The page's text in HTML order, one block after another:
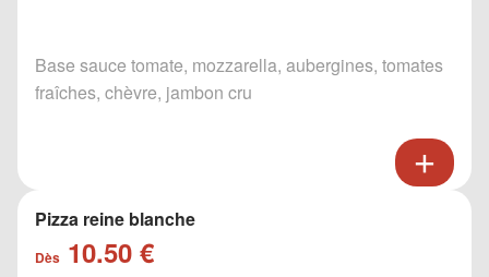
Base sauce tomate, mozzarella, aubergines, tomates
fraîches, chèvre, jambon cru
Pizza reine blanche
Dès 10.50 €